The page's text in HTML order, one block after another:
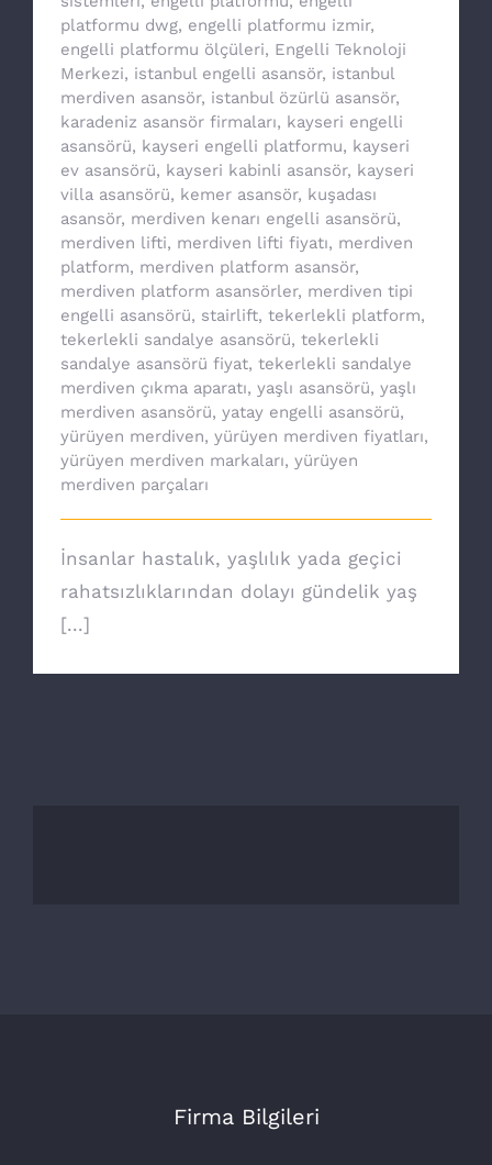
platformu dwg, engelli platformu izmir,
engelli platformu ölçüleri, Engelli Teknoloji
Merkezi, istanbul engelli asansör, istanbul
merdiven asansör, istanbul özürlü asansör,
karadeniz asansör firmaları, kayseri engelli
asansörü, kayseri engelli platformu, kayseri
ev asansörü, kayseri kabinli asansör, kayseri
villa asansörü, kemer asansör, kuşadası
asansör, merdiven kenarı engelli asansörü,
merdiven lifti, merdiven lifti fiyatı, merdiven
platform, merdiven platform asansör,
merdiven platform asansörler, merdiven tipi
engelli asansörü, stairlift, tekerlekli platform,
tekerlekli sandalye asansörü, tekerlekli
sandalye asansörü fiyat, tekerlekli sandalye
merdiven çıkma aparatı, yaşlı asansörü, yaşlı
merdiven asansörü, yatay engelli asansörü,
yürüyen merdiven, yürüyen merdiven fiyatları,
yürüyen merdiven markaları, yürüyen
merdiven parçaları
İnsanlar hastalık, yaşlılık yada geçici
rahatsızlıklarından dolayı gündelik yaş
[...]
Firma Bilgileri